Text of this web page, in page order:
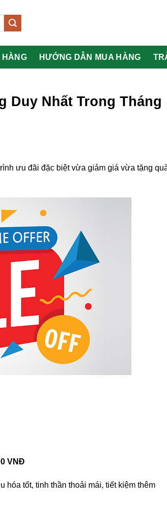
HÀNG HƯỚNG DẪN MUA HÀNG
Duy Nhất Trong Tháng
ưu đãi đặc biệt vừa giảm giá vừa tặng
VNĐ
hóa tốt, tinh thần thoải mái, tiết kiệm thêm